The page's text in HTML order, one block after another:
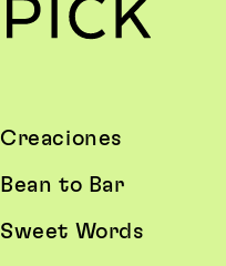
Creaciones
Bean to Bar
Sweet Words